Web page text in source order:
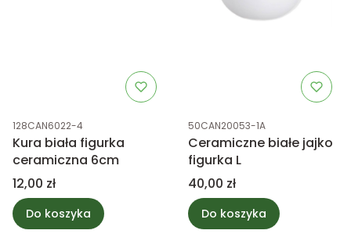
Kod produktu
128CAN6022-4
Kura biała figurka
ceramiczna 6cm
Cena
12,00 zł
Do koszyka
Kod produktu
50CAN20053-1A
Ceramiczne białe jajko
figurka L
Cena
40,00 zł
Do koszyka